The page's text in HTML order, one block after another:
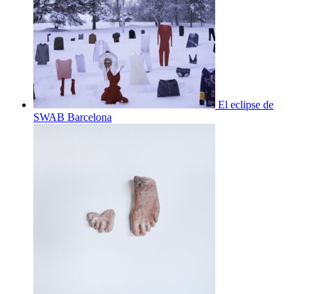
El eclipse de
SWAB Barcelona